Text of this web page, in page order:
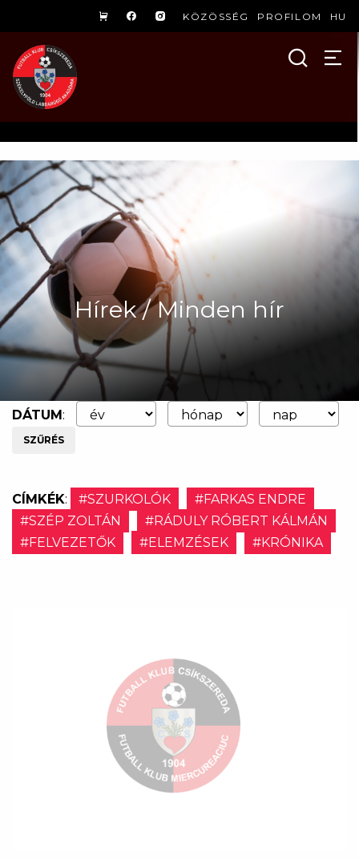
KÖZÖSSÉG PROFILOM HU
Hírek / Minden hír
DÁTUM:
SZŰRÉS
CÍMKÉK: #SZURKOLÓK
#FARKAS ENDRE
#SZÉP ZOLTÁN
#RÁDULY RÓBERT KÁLMÁN
#FELVEZETŐK
#ELEMZÉSEK #KRÓNIKA